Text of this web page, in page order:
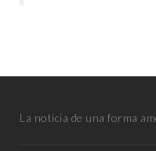
La noticia de una forma